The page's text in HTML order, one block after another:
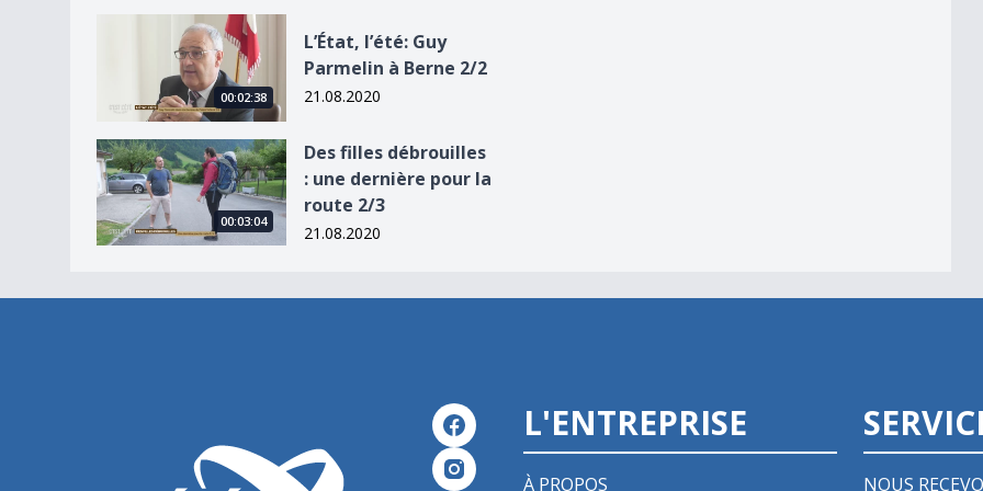
L’État, l’été: Guy Parmelin à Berne 2/2
00:02:38
L’État, l’été: Guy
Parmelin à Berne 2/2
21.08.2020
Des filles débrouilles : une dernière pour la route 2/3
00:03:04
Des filles débrouilles
: une dernière pour la
route 2/3
21.08.2020
L'ENTREPRISE
À PROPOS NOUS